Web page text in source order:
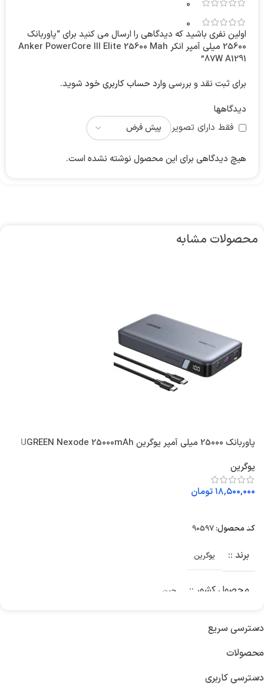
0
0
دیدگاهها
فقط دارای تصویر
هیچ دیدگاهی برای این محصول نوشته نشده است.
اولین نفری باشید که دیدگاهی را ارسال می کنید برای “پاوربانک
25600 میلی آمپر انکر Anker PowerCore III Elite 25600 Mah
87W A1291”
برای ثبت نقد و بررسیوارد حساب کاربری خود شوید.
محصولات مشابه
پاوربانک 25000 میلی آمپر یوگرین UGREEN Nexode 25000mAh
یوگرین
۱۸,۵۰۰,۰۰۰تومان
کد محصول:90597
برند : یوگرین
محصول کشور : چین
کشور تولید کننده :
جنس بدنه :
دسترسی سریع
محصولات
دسترسی کاربری